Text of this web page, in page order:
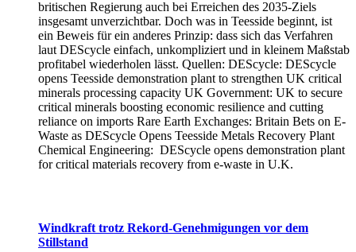
britischen Regierung auch bei Erreichen des 2035-Ziels
insgesamt unverzichtbar. Doch was in Teesside beginnt, ist
ein Beweis für ein anderes Prinzip: dass sich das Verfahren
laut DEScycle einfach, unkompliziert und in kleinem Maßstab
profitabel wiederholen lässt. Quellen: DEScycle: DEScycle
opens Teesside demonstration plant to strengthen UK critical
minerals processing capacity UK Government: UK to secure
critical minerals boosting economic resilience and cutting
reliance on imports Rare Earth Exchanges: Britain Bets on E-
Waste as DEScycle Opens Teesside Metals Recovery Plant
Chemical Engineering: DEScycle opens demonstration plant
for critical materials recovery from e-waste in U.K.
Windkraft trotz Rekord-Genehmigungen vor dem
Stillstand